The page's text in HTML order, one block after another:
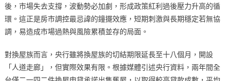
後，市場失去支撐，波動勢必加劇，形成政策紅利過後壓力升高的循
環。這正是房市調控最忌諱的鐘擺效應，短期刺激與長期穩定若無協
調，易造成市場過熱與風險累積並存的局面。
對換屋族而言，央行雖將換屋族的切結期限延長至十八個月，開設
「人道走廊」，但實際效果有限。根據媒體引述央行資料，兩年間全